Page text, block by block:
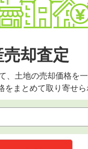
却査定
土地の売却価格を一
をまとめて取り寄せら